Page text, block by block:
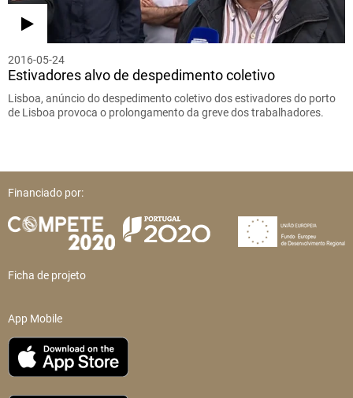
2016-05-24
Estivadores alvo de despedimento coletivo
Lisboa, anúncio do despedimento coletivo dos estivadores do porto
de Lisboa provoca o prolongamento da greve dos trabalhadores.
Financiado por:
Ficha de projeto
App Mobile